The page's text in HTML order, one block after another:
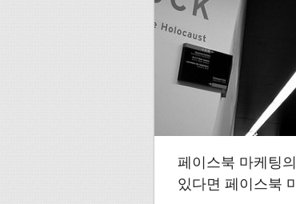
페이스북 마케팅
있다면 페이스북